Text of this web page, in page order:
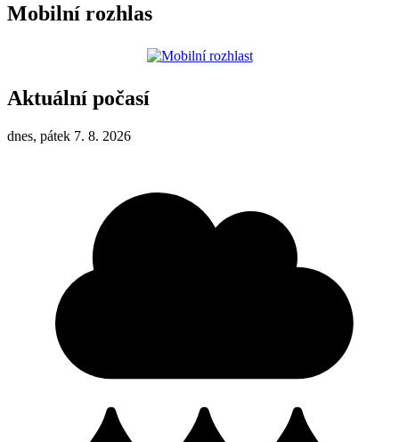
Mobilní rozhlas
Aktuální počasí
dnes, pátek 7. 8. 2026